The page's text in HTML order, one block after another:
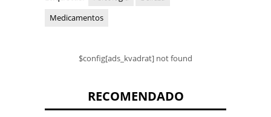
Medicamentos
$config[ads_kvadrat] not found
RECOMENDADO